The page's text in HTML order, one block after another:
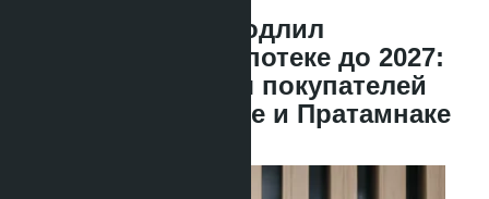
Банк Таиланда продлил
послабления по ипотеке до 2027:
что изменится для покупателей
кондо в Джомтьене и Пратамнаке